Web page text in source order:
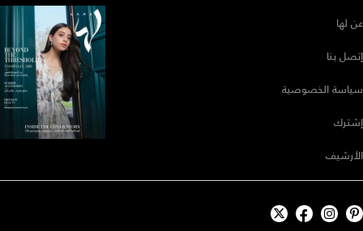
عن لها
إتصل بنا
سياسة الخصوصية
إشترك
الأرشيف